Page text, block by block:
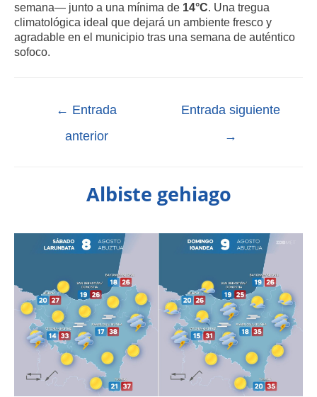
semana— junto a una mínima de 14°C. Una tregua
climatológica ideal que dejará un ambiente fresco y
agradable en el municipio tras una semana de auténtico
sofoco.
← Entrada
anterior
Entrada siguiente
→
Albiste gehiago